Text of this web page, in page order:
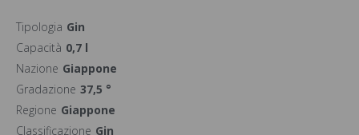
Tipologia Gin
Capacità 0,7 l
Nazione Giappone
Gradazione 37,5 °
Regione Giappone
Classificazione Gin